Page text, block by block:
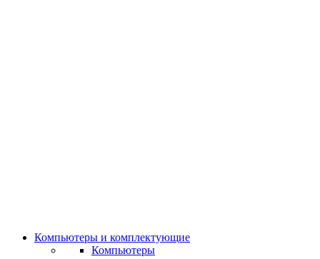
Компьютеры и комплектующие
Компьютеры